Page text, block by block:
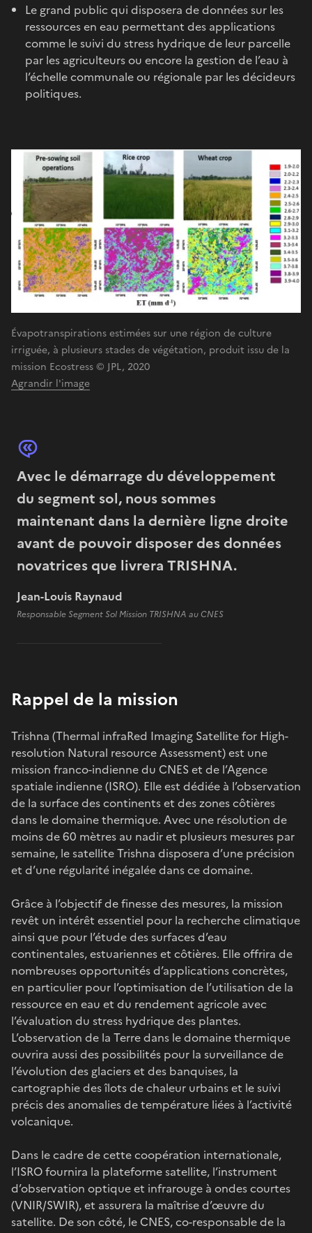
Le grand public qui disposera de données sur les
ressources en eau permettant des applications
comme le suivi du stress hydrique de leur parcelle
par les agriculteurs ou encore la gestion de l’eau à
l’échelle communale ou régionale par les décideurs
politiques.
Évapotranspirations estimées sur une région de culture
irriguée, à plusieurs stades de végétation, produit issu de la
mission Ecostress © JPL, 2020
Agrandir l'image
Avec le démarrage du développement
du segment sol, nous sommes
maintenant dans la dernière ligne droite
avant de pouvoir disposer des données
novatrices que livrera TRISHNA.
Jean-Louis Raynaud
Responsable Segment Sol Mission TRISHNA au CNES
Rappel de la mission
Trishna (Thermal infraRed Imaging Satellite for High-
resolution Natural resource Assessment) est une
mission franco-indienne du CNES et de l’Agence
spatiale indienne (ISRO). Elle est dédiée à l’observation
de la surface des continents et des zones côtières
dans le domaine thermique. Avec une résolution de
moins de 60 mètres au nadir et plusieurs mesures par
semaine, le satellite Trishna disposera d’une précision
et d’une régularité inégalée dans ce domaine.
Grâce à l’objectif de finesse des mesures, la mission
revêt un intérêt essentiel pour la recherche climatique
ainsi que pour l’étude des surfaces d’eau
continentales, estuariennes et côtières. Elle offrira de
nombreuses opportunités d’applications concrètes,
en particulier pour l’optimisation de l’utilisation de la
ressource en eau et du rendement agricole avec
l’évaluation du stress hydrique des plantes.
L’observation de la Terre dans le domaine thermique
ouvrira aussi des possibilités pour la surveillance de
l’évolution des glaciers et des banquises, la
cartographie des îlots de chaleur urbains et le suivi
précis des anomalies de température liées à l’activité
volcanique.
Dans le cadre de cette coopération internationale,
l’ISRO fournira la plateforme satellite, l’instrument
d’observation optique et infrarouge à ondes courtes
(VNIR/SWIR), et assurera la maîtrise d’œuvre du
satellite. De son côté, le CNES, co-responsable de la